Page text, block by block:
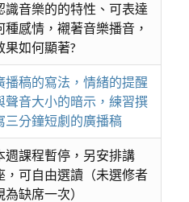
識音樂的的特性、可表達
種感情，襯著音樂播音，
果如何顯著?
播稿的寫法，情緒的提醒
聲音大小的暗示，練習撰
三分鐘短劇的廣播稿
週課程暫停，另安排講
，可自由選讀（未選修者
為缺席一次）